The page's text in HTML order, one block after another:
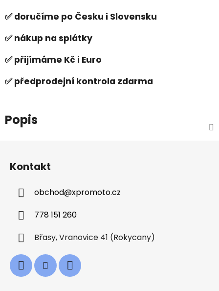
✅ doručíme po Česku i Slovensku
✅ nákup na splátky
✅ přijímáme Kč i Euro
✅ předprodejní kontrola zdarma
Popis
Kontakt
obchod@xpromoto.cz
778 151 260
Břasy, Vranovice 41 (Rokycany)